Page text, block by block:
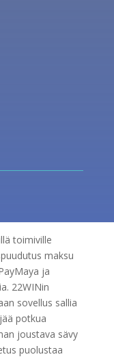
toimiville
maksu
ja
22WINin
sovellus sallia
potkua
joustava sävy
puolustaa